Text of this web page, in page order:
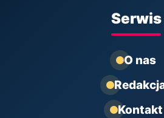
Serwis
O nas
Kontakt